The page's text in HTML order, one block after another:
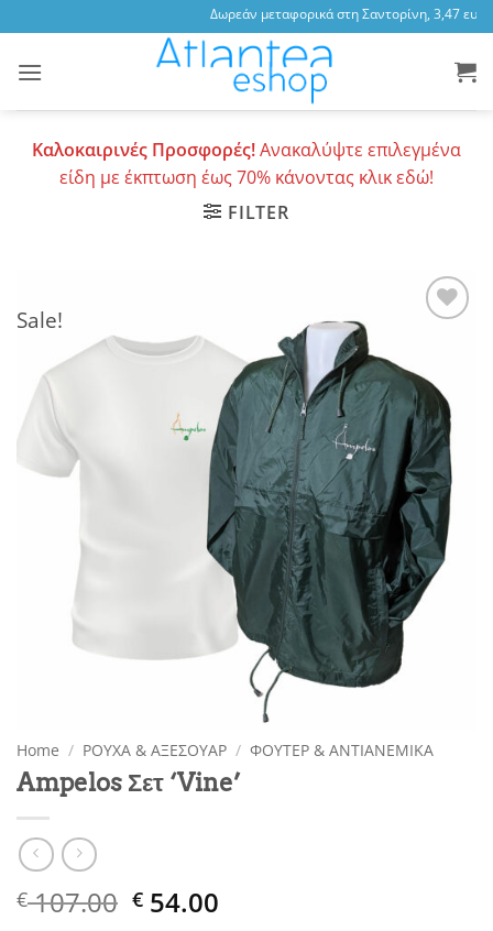
to
content
Δωρεάν μεταφορικά στη Σαντορίνη, 3,47
Καλοκαιρινές Προσφορές!Ανακαλύψτε επιλεγμένα
είδη με έκπτωση έως 70% κάνοντας κλικ εδώ!
FILTER
Sale!
Home / ΡΟΥΧΑ & ΑΞΕΣΟΥΑΡ / ΦΟΥΤΕΡ & ΑΝΤΙΑΝΕΜΙΚΑ
Ampelos Σετ ‘Vine’
€107.00 Original
€ 54.00